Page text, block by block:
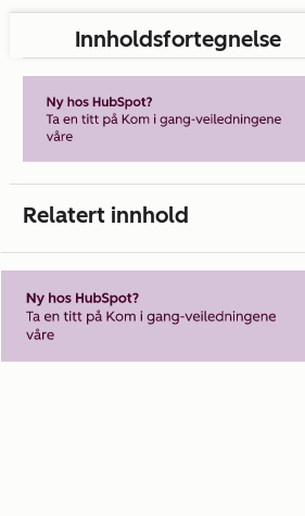
Innholdsfortegnelse
Relatert innhold